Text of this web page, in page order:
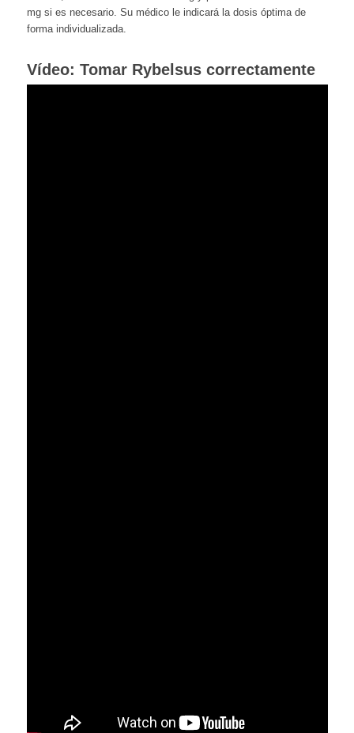
mg si es necesario. Su médico le indicará la dosis óptima de
forma individualizada.
Vídeo: Tomar Rybelsus correctamente